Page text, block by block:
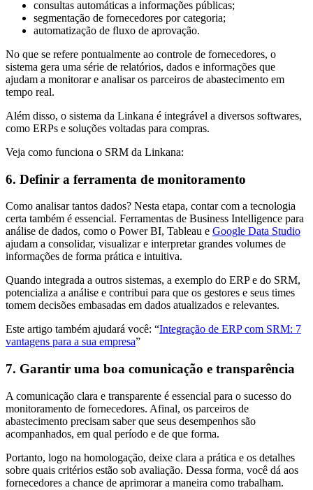
consultas automáticas a informações públicas;
segmentação de fornecedores por categoria;
automatização de fluxo de aprovação.
No que se refere pontualmente ao controle de fornecedores, o
sistema gera uma série de relatórios, dados e informações que
ajudam a monitorar e analisar os parceiros de abastecimento em
tempo real.
Além disso, o sistema da Linkana é integrável a diversos softwares,
como ERPs e soluções voltadas para compras.
Veja como funciona o SRM da Linkana:
6. Definir a ferramenta de monitoramento
Como analisar tantos dados? Nesta etapa, contar com a tecnologia
certa também é essencial. Ferramentas de Business Intelligence para
análise de dados, como o Power BI, Tableau e Google Data Studio
ajudam a consolidar, visualizar e interpretar grandes volumes de
informações de forma prática e intuitiva.
Quando integrada a outros sistemas, a exemplo do ERP e do SRM,
potencializa a análise e contribui para que os gestores e seus times
tomem decisões embasadas em dados atualizados e relevantes.
Este artigo também ajudará você: “Integração de ERP com SRM: 7
vantagens para a sua empresa”
7. Garantir uma boa comunicação e transparência
A comunicação clara e transparente é essencial para o sucesso do
monitoramento de fornecedores. Afinal, os parceiros de
abastecimento precisam saber que seus desempenhos são
acompanhados, em qual período e de que forma.
Portanto, logo na homologação, deixe clara a prática e os detalhes
sobre quais critérios estão sob avaliação. Dessa forma, você dá aos
fornecedores a chance de aprimorar a maneira como trabalham.